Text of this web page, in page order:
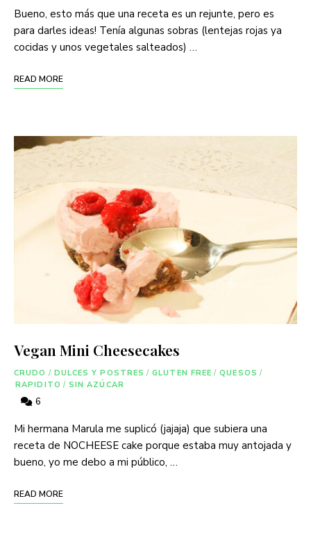
Bueno, esto más que una receta es un rejunte, pero es
para darles ideas! Tenía algunas sobras (lentejas rojas ya
cocidas y unos vegetales salteados) …
READ MORE
Vegan Mini Cheesecakes
CRUDO / DULCES Y POSTRES / GLUTEN FREE / QUESOS /
RAPIDITO / SIN AZÚCAR
6
Mi hermana Marula me suplicó (jajaja) que subiera una
receta de NOCHEESE cake porque estaba muy antojada y
bueno, yo me debo a mi público, …
READ MORE